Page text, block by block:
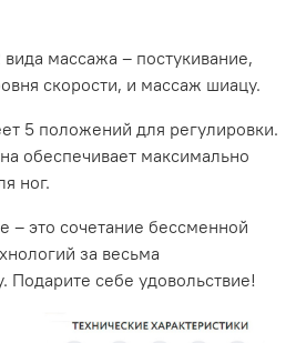
массажа – постукивание,
скорости, и массаж шиацу.
5 положений для регулировки.
обеспечивает максимально
ног.
– это сочетание бессменной
за весьма
Подарите себе удовольствие!